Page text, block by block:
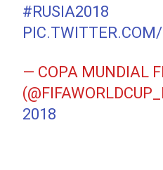
#RUSIA2018
— COPA MUNDIAL
2018